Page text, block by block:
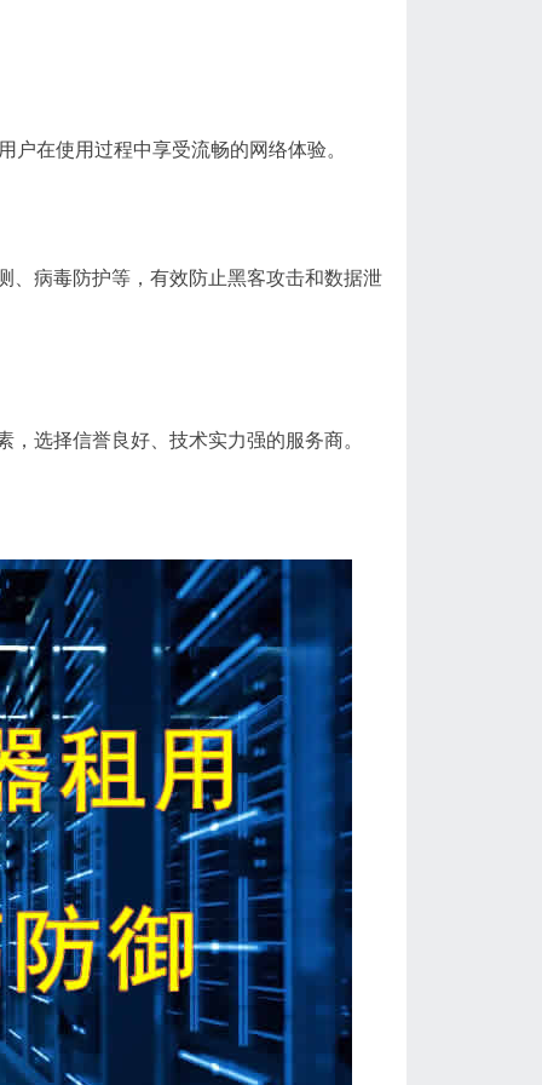
在使用过程中享受流畅的网络体验。
、病毒防护等，有效防止黑客攻击和数据泄
选择信誉良好、技术实力强的服务商。